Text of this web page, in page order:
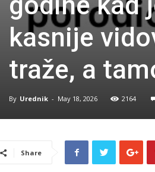
kasnije
traže, a
By Urednik - May 18, 2026 2164
Share